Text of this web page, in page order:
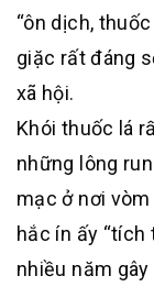
“ôn dịch,
giặc rất đáng
xã hội.
Khói thuốc lá
những lông
mạc ở nơi
hắc ín ấy “tích
nhiều năm